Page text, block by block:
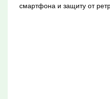
смартфона и защиту от